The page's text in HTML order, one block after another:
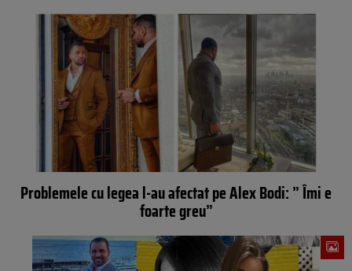
Problemele cu legea l-au afectat pe Alex Bodi: ” Îmi e
foarte greu”